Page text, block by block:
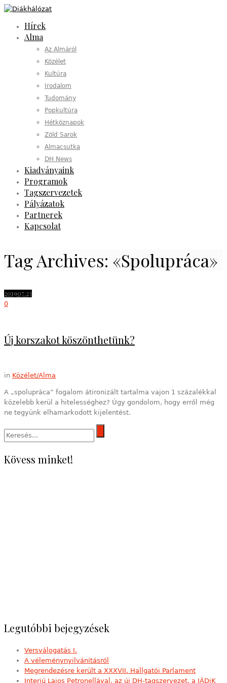
Hírek
Alma
Az Almáról
Közélet
Kultúra
Irodalom
Tudomány
Popkultúra
Hétköznapok
Zöld Sarok
Almacsutka
DH News
Kiadványaink
Programok
Tagszervezetek
Pályázatok
Partnerek
Kapcsolat
Tag Archives: «Spolupráca»
201907.23
0
Új korszakot köszönthetünk?
in Közélet/Alma
A „spolupráca” fogalom átironizált tartalma vajon 1 százalékkal
közelebb kerül a hitelességhez? Úgy gondolom, hogy erről még
ne tegyünk elhamarkodott kijelentést.
Kövess minket!
Legutóbbi bejegyzések
Versválogatás I.
A véleménynyilvánításról
Megrendezésre került a XXXVII. Hallgatói Parlament
Interjú Lajos Petronellával, az új DH-tagszervezet, a JÁDiK